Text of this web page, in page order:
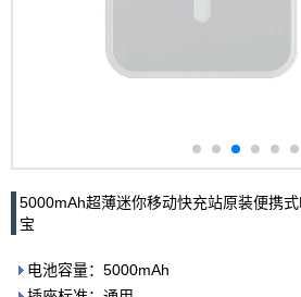
5000mAh超薄迷你移动快充站原装便携
宝
电池容量：5000mAh